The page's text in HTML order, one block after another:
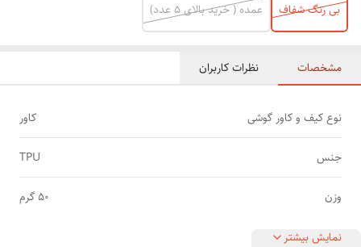
بی رنگ شفاف عمده ( خرید بالای 5 عدد)
مشخصات نظرات کاربران
نوع کیف و کاور گوشی کاور
جنس TPU
وزن 50 گرم
نمایش بیشتر